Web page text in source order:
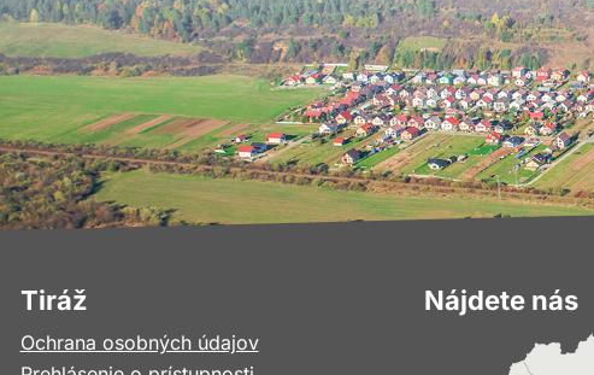
Tiráž
Ochrana osobných údajov
Nájdete nás